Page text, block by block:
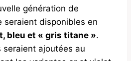
génération de
seraient disponibles en
bleu et « gris titane ».
seraient ajoutées au